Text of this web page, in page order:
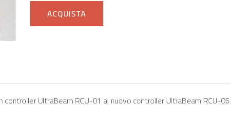
ACQUISTA
UltraBeam RCU-01 al nuovo controller UltraBeam RCU-06.